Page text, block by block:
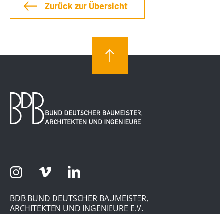
Zurück zur Übersicht
BDB BUND DEUTSCHER BAUMEISTER,
ARCHITEKTEN UND INGENIEURE E.V.